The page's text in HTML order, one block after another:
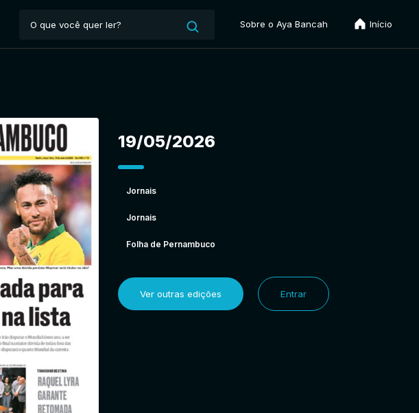
Sobre o Aya Bancah Início
19/05/2026
Jornais
Jornais
Folha de Pernambuco
Ver outras edições Entrar